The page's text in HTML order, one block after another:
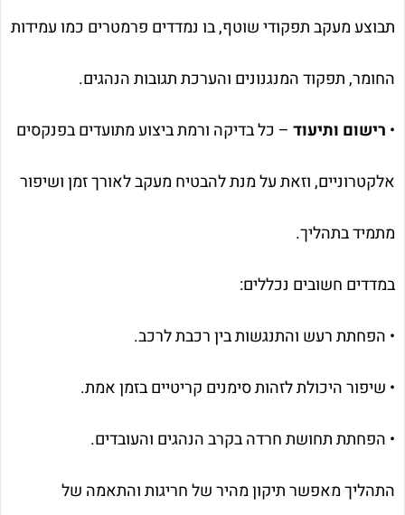
תבוצע מעקב תפקודי שוטף, בו נמדדים פרמטרים כמו עמידות
החומר, תפקוד המנגנונים והערכת תגובות הנהגים.
• רישום ותיעוד – כל בדיקה ורמת ביצוע מתועדים בפנקסים
אלקטרוניים, וזאת על מנת להבטיח מעקב לאורך זמן ושיפור
מתמיד בתהליך.
במדדים חשובים נכללים:
• הפחתת רעש והתנגשות בין רכבת לרכב.
• שיפור היכולת לזהות סימנים קריטיים בזמן אמת.
• הפחתת תחושת חרדה בקרב הנהגים והעובדים.
התהליך מאפשר תיקון מהיר של חריגות והתאמה של